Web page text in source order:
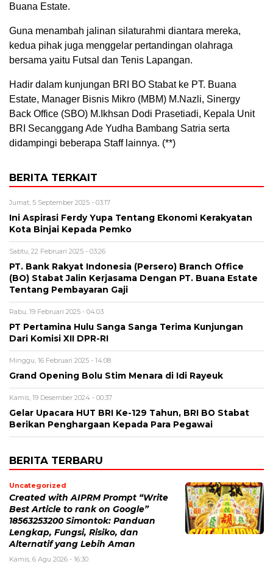
Buana Estate.
Guna menambah jalinan silaturahmi diantara mereka,
kedua pihak juga menggelar pertandingan olahraga
bersama yaitu Futsal dan Tenis Lapangan.
Hadir dalam kunjungan BRI BO Stabat ke PT. Buana
Estate, Manager Bisnis Mikro (MBM) M.Nazli, Sinergy
Back Office (SBO) M.Ikhsan Dodi Prasetiadi, Kepala Unit
BRI Secanggang Ade Yudha Bambang Satria serta
didampingi beberapa Staff lainnya. (**)
BERITA TERKAIT
Jumat, 5 September 2025 - 03:17
Ini Aspirasi Ferdy Yupa Tentang Ekonomi Kerakyatan
Kota Binjai Kepada Pemko
Sabtu, 22 Februari 2025 - 03:26
PT. Bank Rakyat Indonesia (Persero) Branch Office
(BO) Stabat Jalin Kerjasama Dengan PT. Buana Estate
Tentang Pembayaran Gaji
Rabu, 19 Februari 2025 - 04:03
PT Pertamina Hulu Sanga Sanga Terima Kunjungan
Dari Komisi XII DPR-RI
Minggu, 16 Februari 2025 - 14:08
Grand Opening Bolu Stim Menara di Idi Rayeuk
Kamis, 19 Desember 2024 - 00:37
Gelar Upacara HUT BRI Ke-129 Tahun, BRI BO Stabat
Berikan Penghargaan Kepada Para Pegawai
BERITA TERBARU
Uncategorized
Created with AIPRM Prompt “Write
Best Article to rank on Google”
18563253200 Simontok: Panduan
Lengkap, Fungsi, Risiko, dan
Alternatif yang Lebih Aman
Kamis, 6 Agu 2026 - 16:30